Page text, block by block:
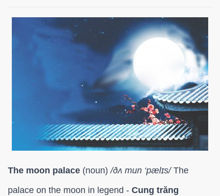
The moon palace (noun)/ðʌ mun ‘pælɪs/The
palace on the moon in legend - Cung trăng